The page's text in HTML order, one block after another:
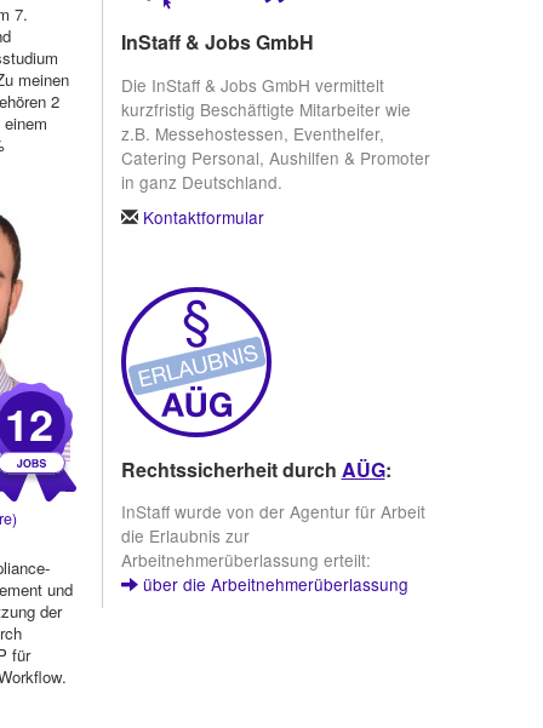
7.
meinen
2
12
und
der
für
InStaff & Jobs GmbH
Die InStaff & Jobs GmbH vermittelt
kurzfristig Beschäftigte Mitarbeiter wie
z.B. Messehostessen, Eventhelfer,
Catering Personal, Aushilfen & Promoter
in ganz Deutschland.
Kontaktformular
Rechtssicherheit durch AÜG:
InStaff wurde von der Agentur für Arbeit
die Erlaubnis zur
Arbeitnehmerüberlassung erteilt:
über die Arbeitnehmerüberlassung